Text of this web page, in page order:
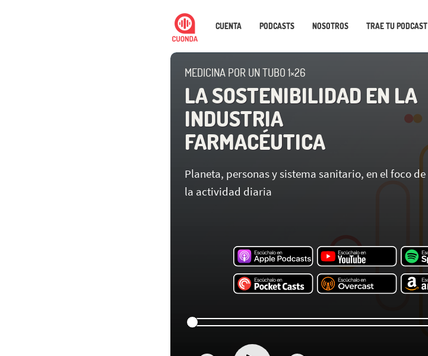
CUENTA PODCASTS NOSOTROS TRAE TU PODCAST
MEDICINA POR UN TUBO 1×26
LA SOSTENIBILIDAD EN LA
INDUSTRIA
FARMACÉUTICA
Planeta, personas y sistema sanitario, en el foco de
la actividad diaria